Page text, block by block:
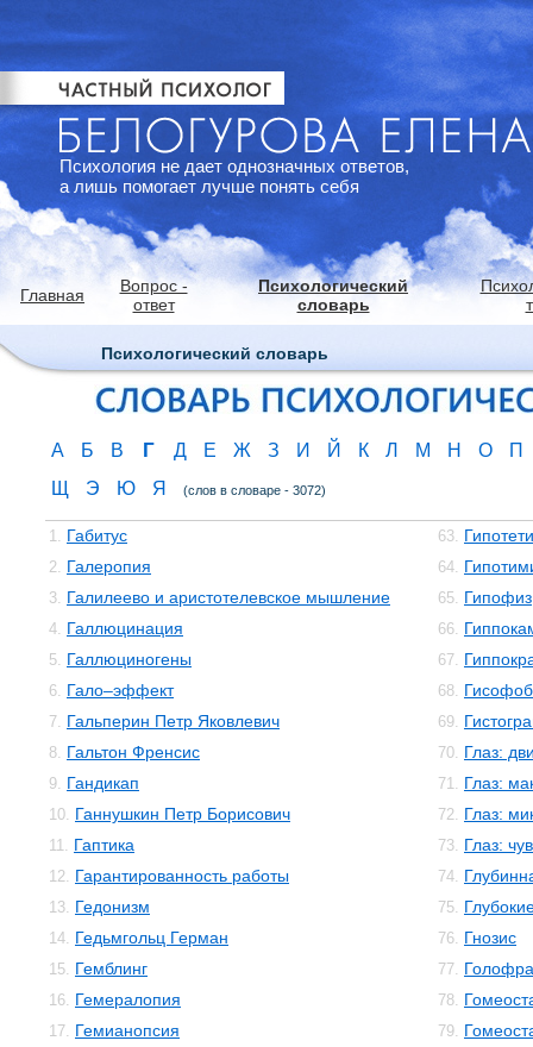
Психология не дает однозначных ответов,
а лишь помогает лучше понять себя
Главная
Вопрос -
ответ
Психологический
словарь
Психологический словарь
А Б В Г Д Е Ж З И Й К Л М Н О
П
Щ
Э Ю Я (слов в словаре - 3072)
1. Габитус
2. Галеропия
3. Галилеево и аристотелевское мышление
4. Галлюцинация
5. Галлюциногены
6. Гало–эффект
7. Гальперин Петр Яковлевич
8. Гальтон Френсис
9. Гандикап
10. Ганнушкин Петр Борисович
11. Гаптика
12. Гарантированность работы
13. Гедонизм
14. Гедьмгольц Герман
15. Гемблинг
16. Гемералопия
17. Гемианопсия
63.
64.
65. Гипофиз
66.
67.
68.
69.
70. Глаз:
71. Глаз:
72. Глаз:
73. Глаз:
74.
75.
76. Гнозис
77.
78.
79.